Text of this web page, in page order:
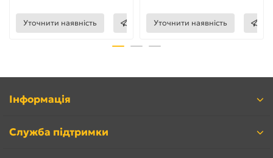
Уточнити наявність Уточнити наявність
Інформація
Служба підтримки